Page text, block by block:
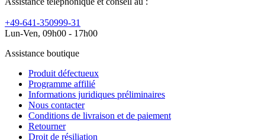
+49-641-350999-31
Lun-Ven, 09h00 - 17h00
Assistance boutique
Produit défectueux
Programme affilié
Informations juridiques préliminaires
Nous contacter
Conditions de livraison et de paiement
Retourner
Droit de résiliation